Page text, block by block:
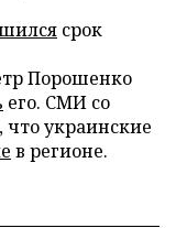
срок
Порошенко
его. СМИ со
украинские
в регионе.